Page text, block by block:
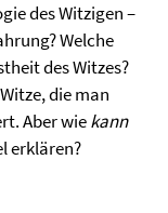
des Witzigen –
Welche
des Witzes?
die man
Aber wiekann
erklären?